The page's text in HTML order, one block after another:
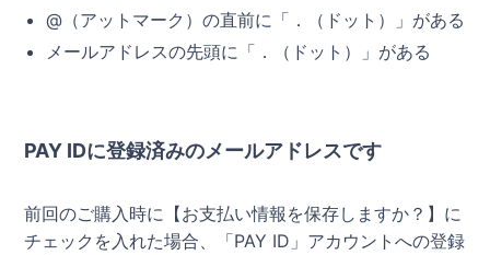
@（アットマーク）の直前に「．（ドット）」がある
メールアドレスの先頭に「．（ドット）」がある
PAY IDに登録済みのメールアドレスです
前回のご購入時に【お支払い情報を保存しますか？】に
チェックを入れた場合、「PAY ID」アカウントへの登録